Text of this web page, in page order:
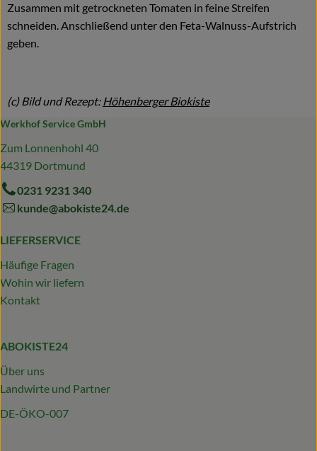
Zusammen mit getrockneten Tomaten in feine Streifen
schneiden. Anschließend unter den Feta-Walnuss-Aufstrich
geben.
(c) Bild und Rezept:Höhenberger Biokiste
Werkhof Service GmbH
Zum Lonnenhohl 40
44319 Dortmund
0231 9231 340
kunde@abokiste24.de
LIEFERSERVICE
Häufige Fragen
Wohin wir liefern
Kontakt
ABOKISTE24
Über uns
Landwirte und Partner
DE-ÖKO-007